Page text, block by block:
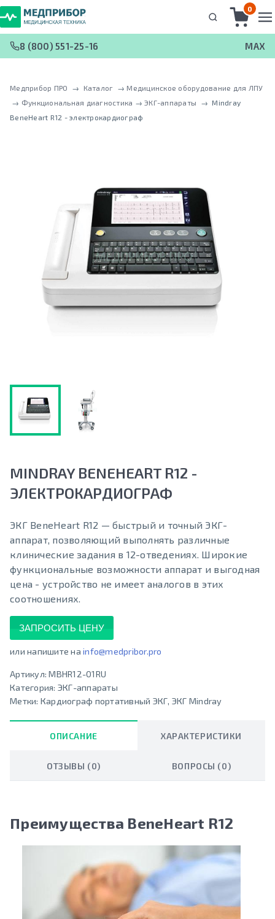
0
8 (800) 551-25-16 MAX
Медприбор ПРО → Каталог → Медицинское оборудование для ЛПУ
→ Функциональная диагностика → ЭКГ-аппараты → Mindray
BeneHeart R12 - электрокардиограф
MINDRAY BENEHEART R12 -
ЭЛЕКТРОКАРДИОГРАФ
ЭКГ BeneHeart R12 — быстрый и точный ЭКГ-
аппарат, позволяющий выполнять различные
клинические задания в 12-отведениях. Широкие
функциональные возможности аппарат и выгодная
цена - устройство не имеет аналогов в этих
соотношениях.
ЗАПРОСИТЬ ЦЕНУ
или напишите на info@medpribor.pro
Артикул:MBHR12-01RU
Категория: ЭКГ-аппараты
Метки: Кардиограф портативный ЭКГ, ЭКГ Mindray
ОПИСАНИЕ ХАРАКТЕРИСТИКИ
ОТЗЫВЫ (0) ВОПРОСЫ (0)
Преимущества BeneHeart R12